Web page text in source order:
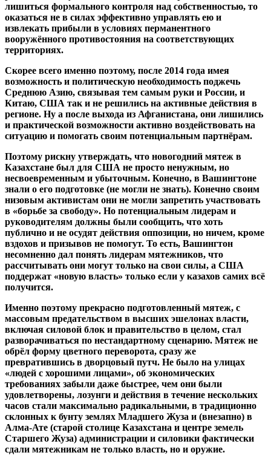
лишиться формального контроля над собственностью, то
оказаться не в силах эффективно управлять ею и
извлекать прибыли в условиях перманентного
вооружённого противостояния на соответствующих
территориях.
Скорее всего именно поэтому, после 2014 года имея
возможность и политическую необходимость поджечь
Среднюю Азию, связывая тем самым руки и России, и
Китаю, США так и не решились на активные действия в
регионе. Ну а после выхода из Афганистана, они лишились
и практической возможности активно воздействовать на
ситуацию и помогать своим потенциальным партнёрам.
Поэтому рискну утверждать, что новогодний мятеж в
Казахстане был для США не просто ненужным, но
несвоевременным и убыточным. Конечно, в Вашингтоне
знали о его подготовке (не могли не знать). Конечно своим
низовым активистам они не могли запретить участвовать
в «борьбе за свободу». Но потенциальным лидерам и
руководителям должны были сообщить, что хоть
публично и не осудят действия оппозиции, но ничем, кроме
вздохов и призывов не помогут. То есть, Вашингтон
несомненно дал понять лидерам мятежников, что
рассчитывать они могут только на свои силы, а США
поддержат «новую власть» только если у казахов самих всё
получится.
Именно поэтому прекрасно подготовленный мятеж, с
массовым предательством в высших эшелонах власти,
включая силовой блок и правительство в целом, стал
разворачиваться по нестандартному сценарию. Мятеж не
обрёл форму цветного переворота, сразу же
превратившись в дворцовый путч. Не было на улицах
«людей с хорошими лицами», об экономических
требованиях забыли даже быстрее, чем они были
удовлетворены, лозунги и действия в течение нескольких
часов стали максимально радикальными, в традиционно
склонных к бунту землях Младшего Жуза и (внезапно) в
Алма-Ате (старой столице Казахстана и центре земель
Старшего Жуза) администрации и силовики фактически
сдали мятежникам не только власть, но и оружие.